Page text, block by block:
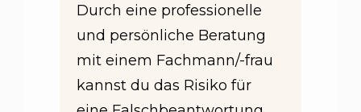
Durch eine professionelle
und persönliche Beratung
mit einem Fachmann/-frau
kannst du das Risiko für